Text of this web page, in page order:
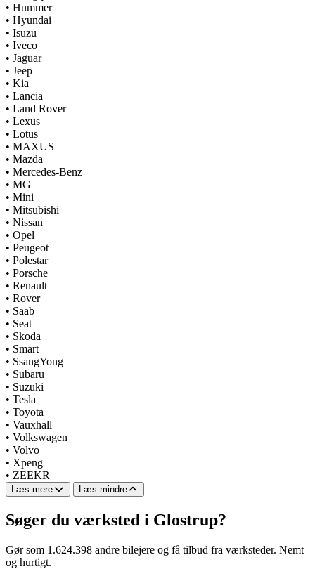
• Hummer
• Hyundai
• Isuzu
• Iveco
• Jaguar
• Jeep
• Kia
• Lancia
• Land Rover
• Lexus
• Lotus
• MAXUS
• Mazda
• Mercedes-Benz
• MG
• Mini
• Mitsubishi
• Nissan
• Opel
• Peugeot
• Polestar
• Porsche
• Renault
• Rover
• Saab
• Seat
• Skoda
• Smart
• SsangYong
• Subaru
• Suzuki
• Tesla
• Toyota
• Vauxhall
• Volkswagen
• Volvo
• Xpeng
• ZEEKR
Læs mere Læs mindre
Søger du værksted i Glostrup?
Gør som 1.624.398 andre bilejere og få tilbud fra værksteder. Nemt
og hurtigt.